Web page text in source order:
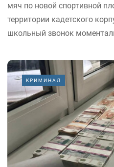
мяч по новой спортивной
территории кадетского
школьный звонок
КРИМИНАЛ